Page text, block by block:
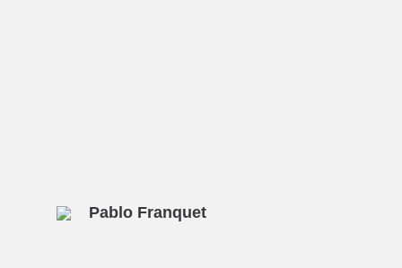
Pablo Franquet